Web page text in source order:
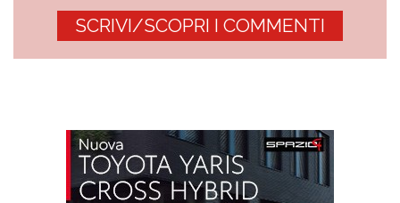
SCRIVI/SCOPRI I COMMENTI